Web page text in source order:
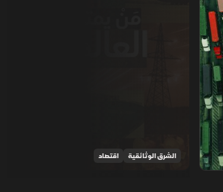
الشرق الوثائقية اقتصاد